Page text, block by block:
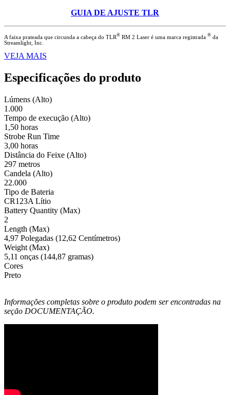
GUIA DE AJUSTE TLR
A faixa prateada que circunda a cabeça do TLR® RM 2 Laser é uma marca registrada ® da
Streamlight, Inc.
VEJA MAIS
Especificações do produto
Lúmens (Alto)
1.000
Tempo de execução (Alto)
1,50 horas
Strobe Run Time
3,00 horas
Distância do Feixe (Alto)
297 metros
Candela (Alto)
22.000
Tipo de Bateria
CR123A Lítio
Battery Quantity (Max)
2
Length (Max)
4,97 Polegadas (12,62 Centímetros)
Weight (Max)
5,11 onças (144,87 gramas)
Cores
Preto
Informações completas sobre o produto podem ser encontradas na
seção DOCUMENTAÇÃO.